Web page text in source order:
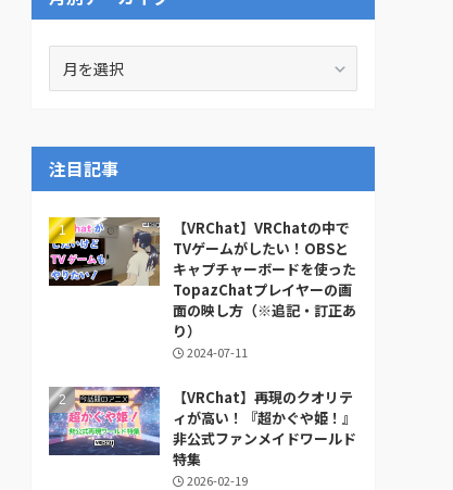
カ
イ
注目記事
【VRChat】VRChatの中で
TVゲームがしたい！OBSと
キャプチャーボードを使った
TopazChatプレイヤーの画
面の映し方（※追記・訂正あ
り）
2024-07-11
【VRChat】再現のクオリテ
ィが高い！『超かぐや姫！』
非公式ファンメイドワールド
特集
2026-02-19